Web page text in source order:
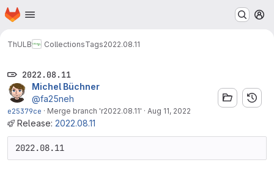
Skip to main content
Homepage
ThULB CollectionsTags2022.08.11
2022.08.11
Michel Büchner
@fa25neh
e25379ce · Merge branch 'r2022.08.11' · Aug 11, 2022
Release: 2022.08.11
2022.08.11